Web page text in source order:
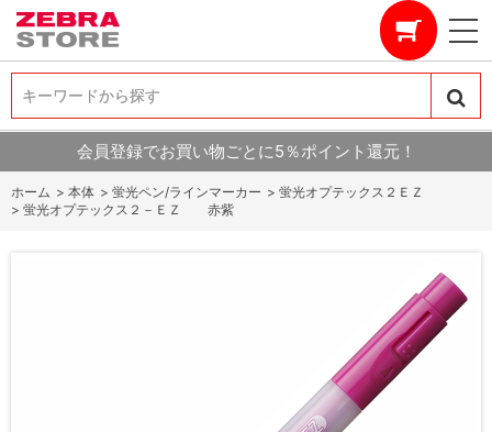
キーワードから探す
キーワードから探す
会員登録でお買い物ごとに5％ポイント還元！
ホーム > 本体 > 蛍光ペン/ラインマーカー > 蛍光オプテックス２ＥＺ
> 蛍光オプテックス２－ＥＺ 赤紫